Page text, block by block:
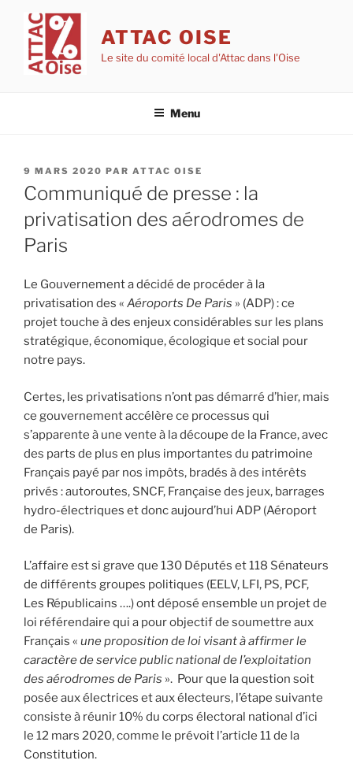
contenu
principal
ATTAC OISE
Le site du comité local d'Attac dans l'Oise
Menu
PUBLIÉ
LE
9 MARS 2020 PAR ATTAC OISE
Communiqué de presse : la
privatisation des aérodromes de
Paris
Le Gouvernement a décidé de procéder à la
privatisation des « Aéroports De Paris » (ADP) : ce
projet touche à des enjeux considérables sur les plans
stratégique, économique, écologique et social pour
notre pays.
Certes, les privatisations n’ont pas démarré d’hier, mais
ce gouvernement accélère ce processus qui
s’apparente à une vente à la découpe de la France, avec
des parts de plus en plus importantes du patrimoine
Français payé par nos impôts, bradés à des intérêts
privés : autoroutes, SNCF, Française des jeux, barrages
hydro-électriques et donc aujourd’hui ADP (Aéroport
de Paris).
L’affaire est si grave que 130 Députés et 118 Sénateurs
de différents groupes politiques (EELV, LFI, PS, PCF,
Les Républicains ….) ont déposé ensemble un projet de
loi référendaire qui a pour objectif de soumettre aux
Français « une proposition de loi visant à affirmer le
caractère de service public national de l’exploitation
des aérodromes de Paris ». Pour que la question soit
posée aux électrices et aux électeurs, l’étape suivante
consiste à réunir 10% du corps électoral national d’ici
le 12 mars 2020, comme le prévoit l’article 11 de la
Constitution.